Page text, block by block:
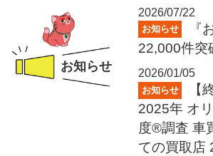
お知らせ
2026/07/22
お知らせ
『
22,000件突
2026/01/05
お知らせ
【
2025年 オ
度®調査 車
ての買取店